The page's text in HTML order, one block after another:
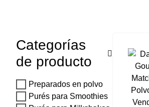
Categorías
de producto
Preparados en polvo
Purés para Smoothies